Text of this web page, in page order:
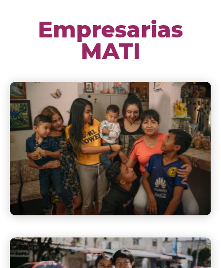
Empresarias
MATI